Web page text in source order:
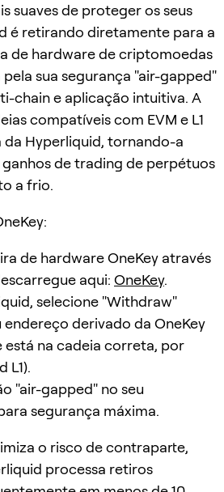
suaves de proteger os seus
é retirando diretamente para a
de hardware de criptomoedas
sua segurança "air-gapped"
chain e aplicação intuitiva. A
compatíveis com EVM e L1
Hyperliquid, tornando-a
de trading de perpétuos
a frio.
de hardware OneKey através
aqui: OneKey.
selecione "Withdraw"
endereço derivado da OneKey
está na cadeia correta, por
L1).
"air-gapped" no seu
segurança máxima.
o risco de contraparte,
processa retiros